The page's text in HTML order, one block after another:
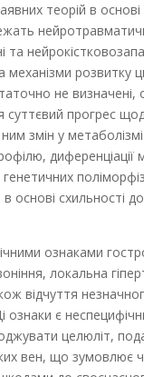
теорій в
та
механізми розвитку
не визначені,
суттєвий прогрес
змін у метаболізмі
диференціації
основі схильності
ознаками
локальна
відчуття
ознаки є
целюліт,
вен, що зумовлює